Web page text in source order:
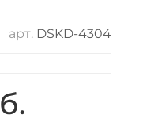
арт. DSKD-4304